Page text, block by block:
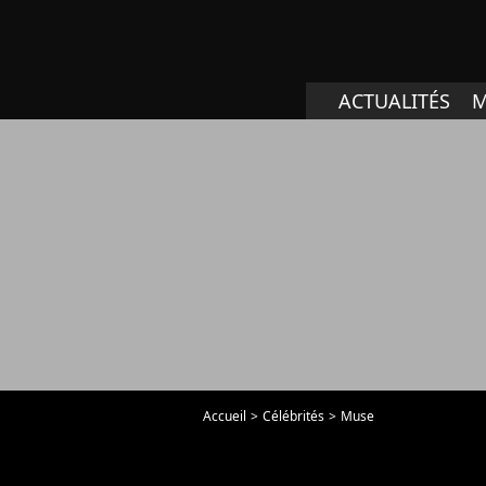
ACTUALITÉS
Accueil Célébrités Muse